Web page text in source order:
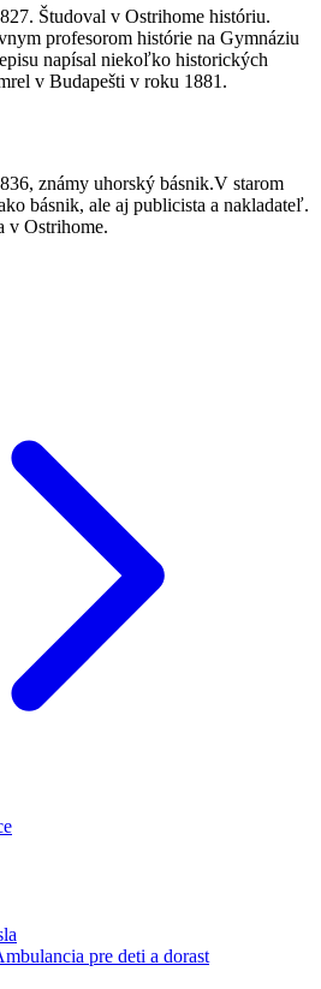
Študoval v Ostrihome históriu.
profesorom histórie na Gymnáziu
napísal niekoľko historických
v Budapešti v roku 1881.
známy uhorský básnik.V starom
básnik, ale aj publicista a nakladateľ.
v Ostrihome.
pre deti a dorast